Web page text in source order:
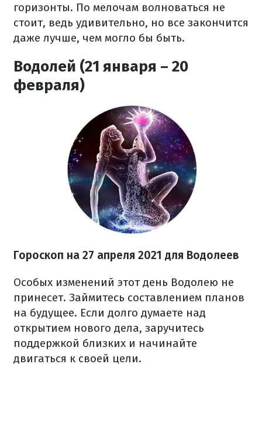
горизонты. По мелочам волноваться не
стоит, ведь удивительно, но все закончится
даже лучше, чем могло бы быть.
Водолей (21 января – 20
февраля)
Гороскоп на 27 апреля 2021 для Водолеев
Особых изменений этот день Водолею не
принесет. Займитесь составлением планов
на будущее. Если долго думаете над
открытием нового дела, заручитесь
поддержкой близких и начинайте
двигаться к своей цели.